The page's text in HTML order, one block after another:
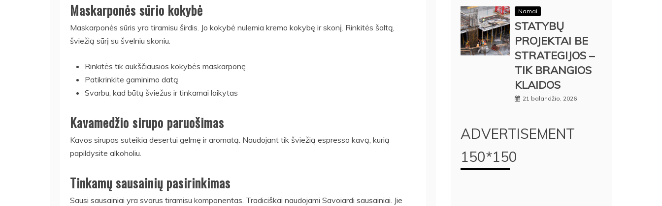
Maskarponės sūrio kokybė
Maskarponės sūris yra tiramisu širdis. Jo kokybė nulemia kremo kokybę ir skonį. Rinkitės šaltą,
šviežią sūrį su švelniu skoniu.
Rinkitės tik aukščiausios kokybės maskarponę
Patikrinkite gaminimo datą
Svarbu, kad būtų šviežus ir tinkamai laikytas
Kavamedžio sirupo paruošimas
Kavos sirupas suteikia desertui gelmę ir aromatą. Naudojant tik šviežią espresso kavą, kurią
papildysite alkoholiu.
Tinkamų sausainių pasirinkimas
Sausi sausainiai yra svarus tiramisu komponentas. Tradiciškai naudojami Savoiardi sausainiai. Jie
Namai
STATYBŲ
PROJEKTAI BE
STRATEGIJOS –
TIK BRANGIOS
KLAIDOS
21 balandžio, 2026
ADVERTISEMENT
150*150